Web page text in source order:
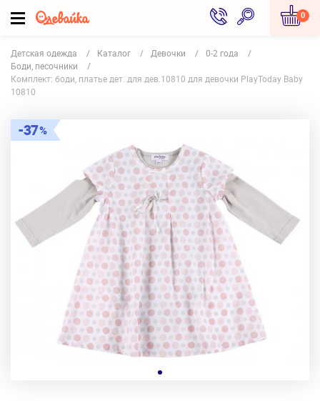
0
Детская одежда Каталог Девочки
0-2 года
Боди, песочники
Комплект: боди, платье дет. для дев.10810 для девочки PlayToday Baby
10810
37